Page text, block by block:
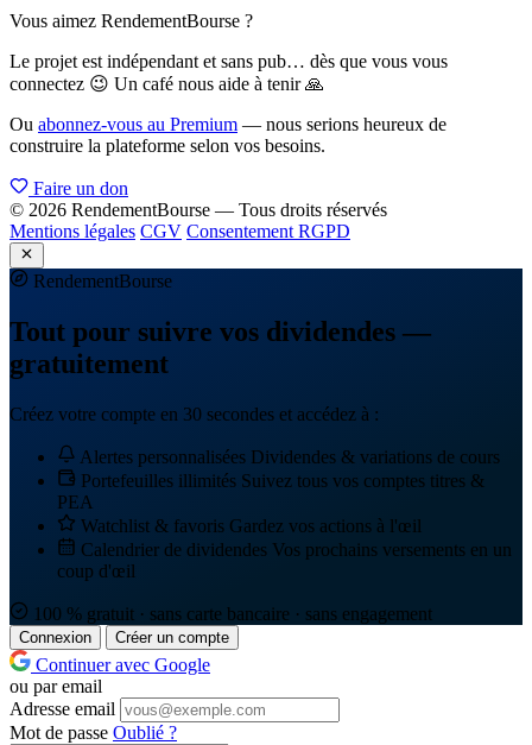
Vous aimez RendementBourse ?
Le projet est indépendant et sans pub… dès que vous vous
connectez 😉 Un café nous aide à tenir 🙏
Ou abonnez-vous au Premium — nous serions heureux de
construire la plateforme selon vos besoins.
Faire un don
© 2026 RendementBourse — Tous droits réservés
Mentions légales CGV Consentement RGPD
RendementBourse
Tout pour suivre vos dividendes —
gratuitement
Créez votre compte en 30 secondes et accédez à :
Alertes personnalisées Dividendes & variations de cours
Portefeuilles illimités Suivez tous vos comptes titres &
PEA
Watchlist & favoris Gardez vos actions à l'œil
Calendrier de dividendes Vos prochains versements en un
coup d'œil
100 % gratuit · sans carte bancaire · sans engagement
Connexion Créer un compte
Continuer avec Google
ou par email
Adresse email
Mot de passe Oublié ?